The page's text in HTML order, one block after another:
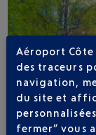
AMSTERDAM
Aéroport Côte
des traceurs
navigation,
du site et
fermer” vous